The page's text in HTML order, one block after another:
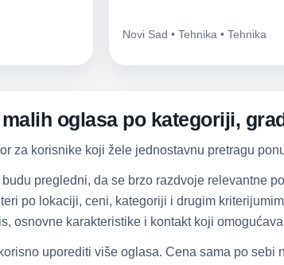
Novi Sad • Tehnika • Tehnika
oglasa po kategoriji,
za korisnike koji žele jednostavnu pretragu
pregledni, da se brzo razdvoje relevantne
po lokaciji, ceni, kategoriji i drugim
osnovne karakteristike i kontakt koji
uporediti više oglasa. Cena sama po